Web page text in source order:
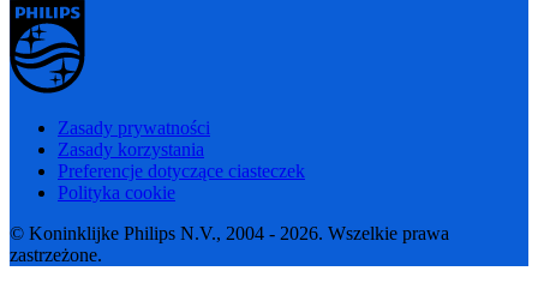
Zasady prywatności
Zasady korzystania
Preferencje dotyczące ciasteczek
Polityka cookie
© Koninklijke Philips N.V., 2004 - 2026. Wszelkie prawa
zastrzeżone.